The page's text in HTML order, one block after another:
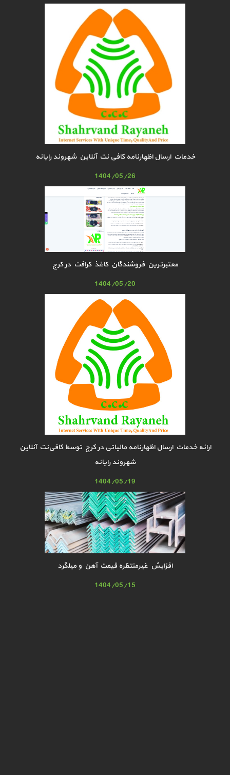
خدمات ارسال اظهارنامه کافی نت آنلاین شهروند رایانه
1404/05/26
معتبرترین فروشندگان کاغذ کرافت در کرج
1404/05/20
ارائه خدمات ارسال اظهارنامه مالیاتی در کرج توسط کافی‌نت آنلاین
شهروند رایانه
1404/05/19
افزایش غیرمنتظره قیمت آهن و میلگرد
1404/05/15